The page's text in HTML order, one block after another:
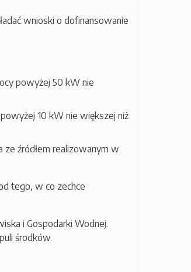
wnioski o dofinansowanie
powyżej 50 kW nie
10 kW nie większej niż
źródłem realizowanym w
tego, w co zechce
i Gospodarki Wodnej.
środków.